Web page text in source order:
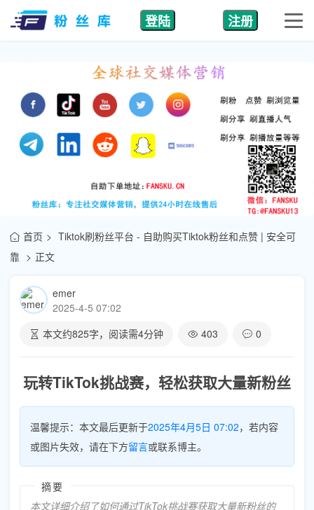
登陆 注册
首页
Tiktok刷粉丝平台 - 自助购买Tiktok粉丝和点赞 | 安全可
靠
正文
emer
2025-4-5 07:02
本文约825字，阅读需4分钟 403 0
玩转TikTok挑战赛，轻松获取大量新粉丝
温馨提示：本文最后更新于2025年4月5日 07:02，若内容
或图片失效，请在下方留言或联系博主。
摘要
本文详细介绍了如何通过TikTok挑战赛获取大量新粉丝的